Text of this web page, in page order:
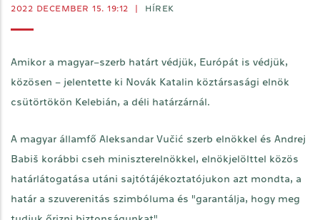
2022 DECEMBER 15. 19:12 HÍREK
Amikor a magyar–szerb határt védjük, Európát is védjük,
közösen – jelentette ki Novák Katalin köztársasági elnök
csütörtökön Kelebián, a déli határzárnál.
A magyar államfő Aleksandar Vučić szerb elnökkel és Andrej
Babiš korábbi cseh miniszterelnökkel, elnökjelölttel közös
határlátogatása utáni sajtótájékoztatójukon azt mondta, a
határ a szuverenitás szimbóluma és "garantálja, hogy meg